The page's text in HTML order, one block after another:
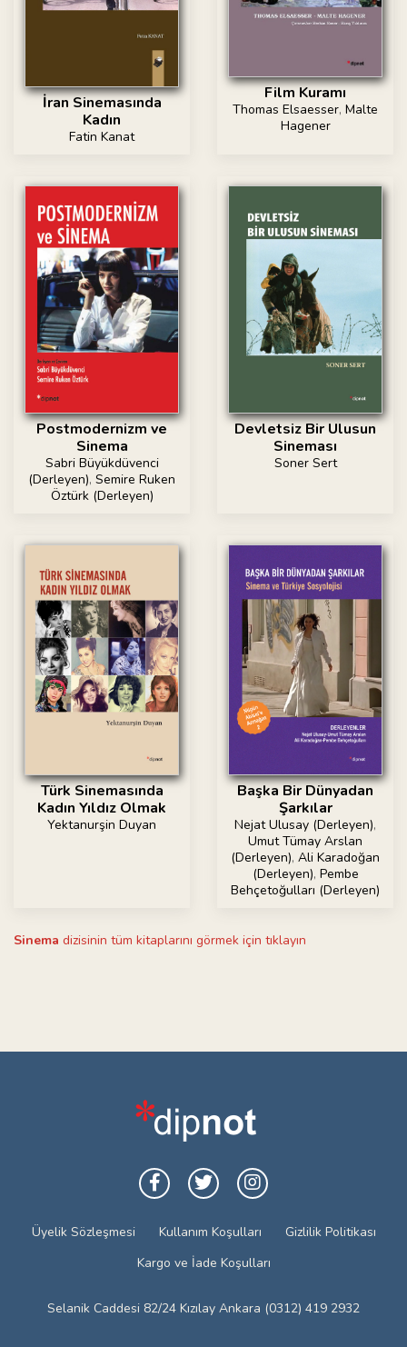
İran Sinemasında
Kadın
Fatin Kanat
Film Kuramı
Thomas Elsaesser, Malte
Hagener
Postmodernizm ve
Sinema
Sabri Büyükdüvenci
(Derleyen), Semire Ruken
Öztürk (Derleyen)
Devletsiz Bir Ulusun
Sineması
Soner Sert
Türk Sinemasında
Kadın Yıldız Olmak
Yektanurşin Duyan
Başka Bir Dünyadan
Şarkılar
Nejat Ulusay (Derleyen),
Umut Tümay Arslan
(Derleyen), Ali Karadoğan
(Derleyen), Pembe
Behçetoğulları (Derleyen)
Sinema dizisinin tüm kitaplarını görmek için tıklayın
Üyelik Sözleşmesi Kullanım Koşulları
Gizlilik Politikası
Kargo ve İade Koşulları
Selanik Caddesi 82/24 Kızılay Ankara (0312) 419 2932